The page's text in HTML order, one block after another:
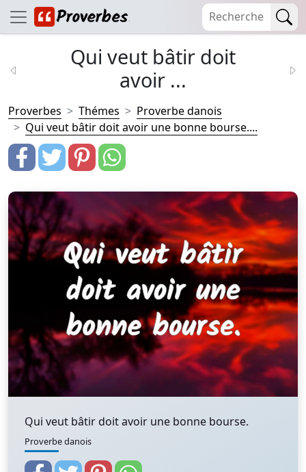
Qui veut bâtir doit
avoir ...
Proverbes Thémes
Proverbe danois
Qui veut bâtir doit avoir une bonne bourse....
Qui veut bâtir doit avoir une bonne bourse.
Proverbe danois